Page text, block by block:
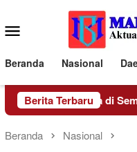
konten
Menu
Mobile
Beranda Nasional
Berita Terbaru
Resmi Dibuka di
Beranda Nasional